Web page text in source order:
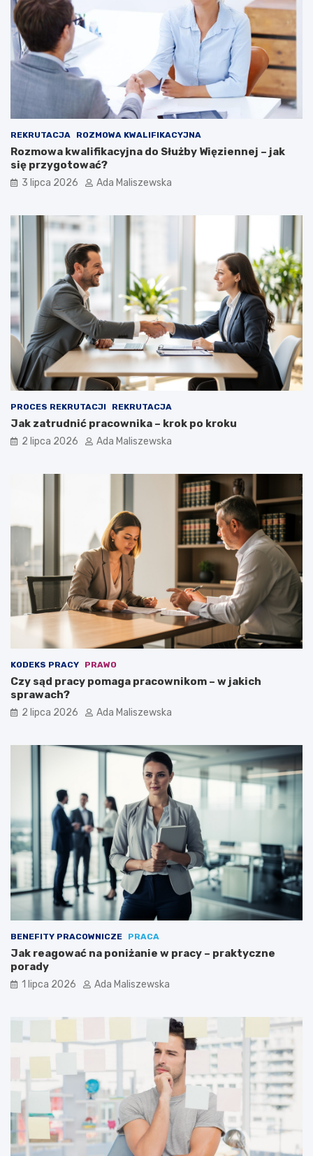
REKRUTACJA ROZMOWA KWALIFIKACYJNA
Rozmowa kwalifikacyjna do Służby Więziennej – jak
się przygotować?
3 lipca 2026 Ada Maliszewska
PROCES REKRUTACJI REKRUTACJA
Jak zatrudnić pracownika – krok po kroku
2 lipca 2026 Ada Maliszewska
KODEKS PRACY PRAWO
Czy sąd pracy pomaga pracownikom – w jakich
sprawach?
2 lipca 2026 Ada Maliszewska
BENEFITY PRACOWNICZE PRACA
Jak reagować na poniżanie w pracy – praktyczne
porady
1 lipca 2026 Ada Maliszewska